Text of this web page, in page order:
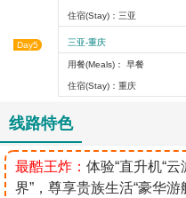
住宿(Stay)：三亚
Day5 三亚-重庆
用餐(Meals)： 早餐
住宿(Stay)：重庆
线路特色
最酷王炸： 体验“直升机“
界”，尊享贵族生活“豪华游